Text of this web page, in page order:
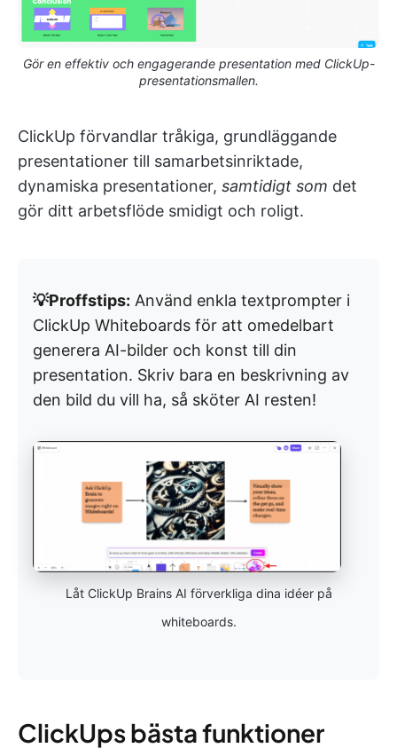
Gör en effektiv och engagerande presentation med ClickUp-
presentationsmallen.
ClickUp förvandlar tråkiga, grundläggande
presentationer till samarbetsinriktade,
dynamiska presentationer, samtidigt som det
gör ditt arbetsflöde smidigt och roligt.
💡Proffstips: Använd enkla textprompter i
ClickUp Whiteboards för att omedelbart
generera AI-bilder och konst till din
presentation. Skriv bara en beskrivning av
den bild du vill ha, så sköter AI resten!
Låt ClickUp Brains AI förverkliga dina idéer på
whiteboards.
ClickUps bästa funktioner